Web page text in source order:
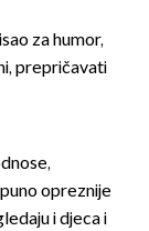
za humor,
prepričavati
opreznije
i djeca i